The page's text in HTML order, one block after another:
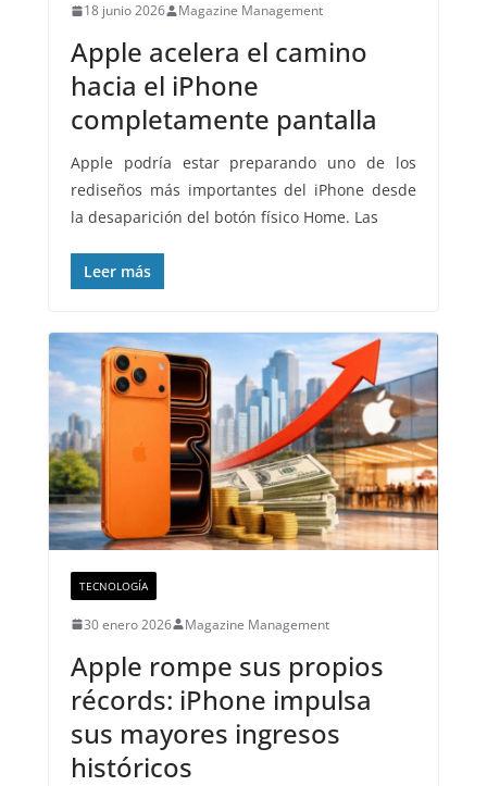
18 junio 2026 Magazine Management
Apple acelera el camino
hacia el iPhone
completamente pantalla
Apple podría estar preparando uno de los
rediseños más importantes del iPhone desde
la desaparición del botón físico Home. Las
Leer más
TECNOLOGÍA
30 enero 2026 Magazine Management
Apple rompe sus propios
récords: iPhone impulsa
sus mayores ingresos
históricos